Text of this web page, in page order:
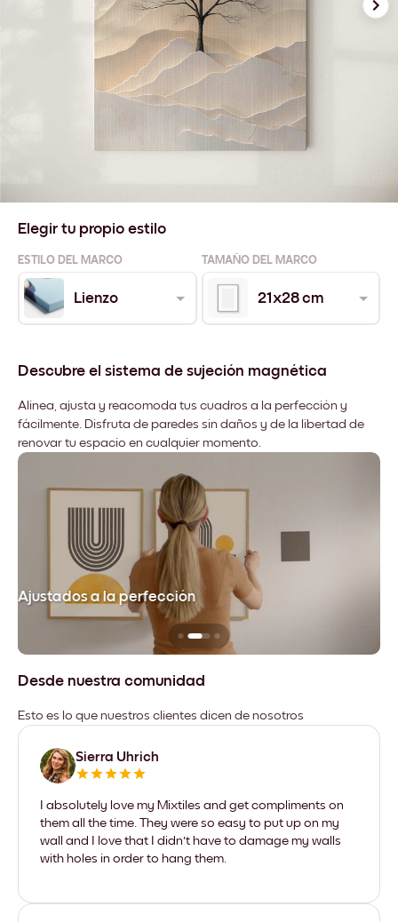
Elegir tu propio estilo
ESTILO DEL MARCO TAMAÑO DEL MARCO
Lienzo 21x28 cm
Descubre el sistema de sujeción magnética
Alinea, ajusta y reacomoda tus cuadros a la perfección y
fácilmente. Disfruta de paredes sin daños y de la libertad de
renovar tu espacio en cualquier momento.
Ajustados a la perfección
Desde nuestra comunidad
Esto es lo que nuestros clientes dicen de nosotros
Sierra Uhrich
I absolutely love my Mixtiles and get compliments on
them all the time. They were so easy to put up on my
wall and I love that I didn't have to damage my walls
with holes in order to hang them.